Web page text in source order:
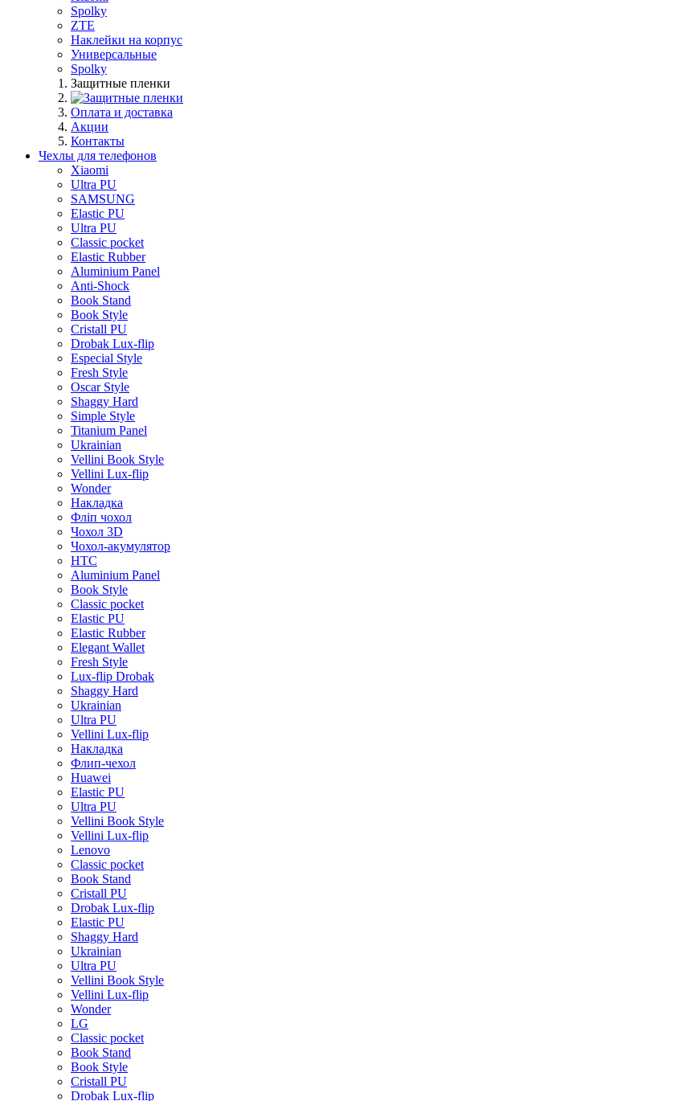
Spolky
ZTE
Наклейки на корпус
Универсальные
Spolky
Защитные пленки
Оплата и доставка
Акции
Контакты
Чехлы для телефонов
Xiaomi
Ultra PU
SAMSUNG
Elastic PU
Ultra PU
Classic pocket
Elastic Rubber
Aluminium Panel
Anti-Shock
Book Stand
Book Style
Cristall PU
Drobak Lux-flip
Especial Style
Fresh Style
Oscar Style
Shaggy Hard
Simple Style
Titanium Panel
Ukrainian
Vellini Book Style
Vellini Lux-flip
Wonder
Накладка
Фліп чохол
Чохол 3D
Чохол-акумулятор
HTC
Aluminium Panel
Book Style
Classic pocket
Elastic PU
Elastic Rubber
Elegant Wallet
Fresh Style
Lux-flip Drobak
Shaggy Hard
Ukrainian
Ultra PU
Vellini Lux-flip
Накладка
Флип-чехол
Huawei
Elastic PU
Ultra PU
Vellini Book Style
Vellini Lux-flip
Lenovo
Classic pocket
Book Stand
Cristall PU
Drobak Lux-flip
Elastic PU
Shaggy Hard
Ukrainian
Ultra PU
Vellini Book Style
Vellini Lux-flip
Wonder
LG
Classic pocket
Book Stand
Book Style
Cristall PU
Drobak Lux-flip